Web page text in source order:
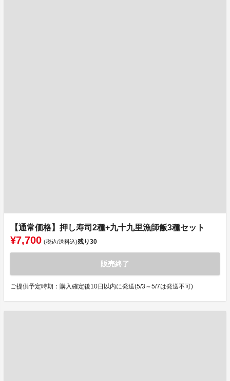
【通常価格】押し寿司2種+九十九里漁師飯3種セット
¥7,700 (税込/送料込)残り30
販売終了
ご提供予定時期：購入確定後10日以内に発送(5/3～5/7は発送不可)